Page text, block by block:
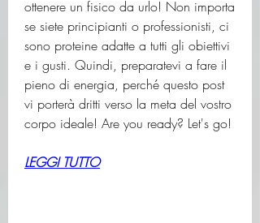
ottenere un fisico da urlo! Non importa
se siete principianti o professionisti, ci
sono proteine ​​adatte a tutti gli obiettivi
e i gusti. Quindi, preparatevi a fare il
pieno di energia, perché questo post
vi porterà dritti verso la meta del vostro
corpo ideale! Are you ready? Let's go!
LEGGI TUTTO